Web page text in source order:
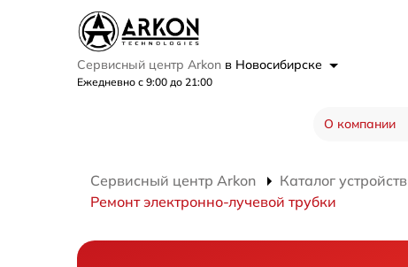
Сервисный центр Arkon в Новосибирске
Ежедневно с 9:00 до 21:00
О компании
Сервисный центр Arkon Каталог устройств
Ремонт электронно-лучевой трубки